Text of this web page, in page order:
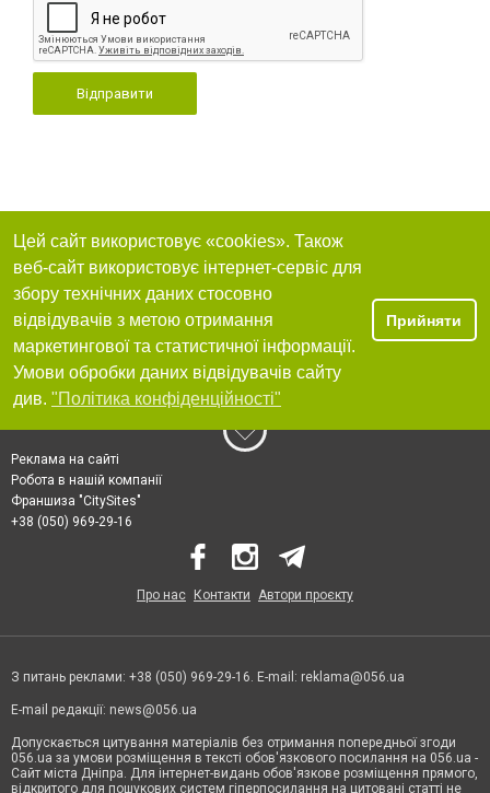
Відправити
Цей сайт використовує «cookies». Також
веб-сайт використовує інтернет-сервіс для
збору технічних даних стосовно
відвідувачів з метою отримання
маркетингової та статистичної інформації.
Умови обробки даних відвідувачів сайту
див. "Політика конфіденційності"
Прийняти
Реклама на сайті
Робота в нашій компанії
Франшиза "CitySites"
+38 (050) 969-29-16
Про нас Контакти Автори проєкту
З питань реклами: +38 (050) 969-29-16. E-mail: reklama@056.ua
E-mail редакції: news@056.ua
Допускається цитування матеріалів без отримання попередньої згоди
056.ua за умови розміщення в тексті обов'язкового посилання на 056.ua -
Сайт міста Дніпра. Для інтернет-видань обов'язкове розміщення прямого,
відкритого для пошукових систем гіперпосилання на цитовані статті не